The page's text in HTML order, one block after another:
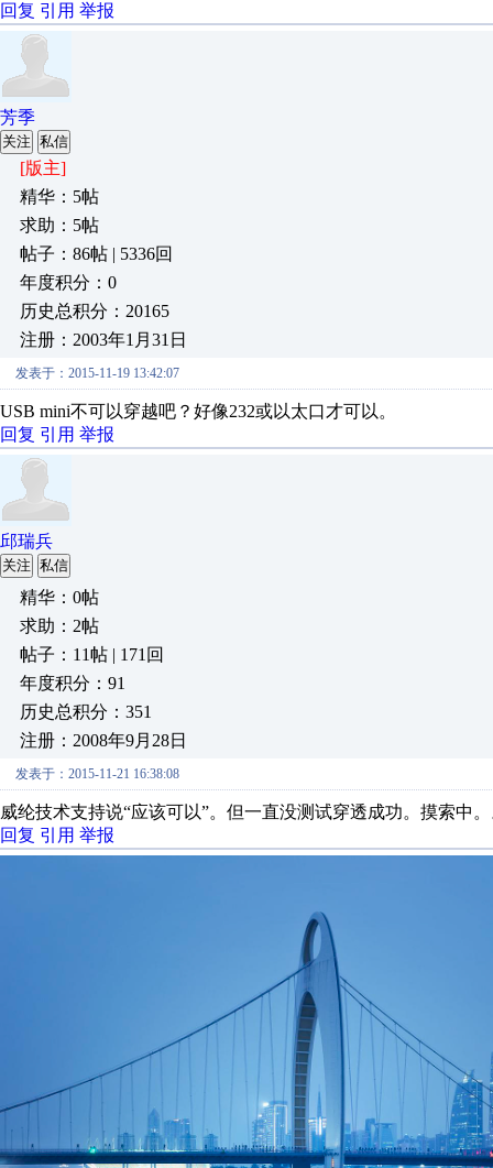
回复 引用 举报
芳季
关注 私信
[版主]
精华：5帖
求助：5帖
帖子：86帖 | 5336回
年度积分：0
历史总积分：20165
注册：2003年1月31日
发表于：2015-11-19 13:42:07
USB mini不可以穿越吧？好像232或以太口才可以。
回复 引用 举报
邱瑞兵
关注 私信
精华：0帖
求助：2帖
帖子：11帖 | 171回
年度积分：91
历史总积分：351
注册：2008年9月28日
发表于：2015-11-21 16:38:08
威纶技术支持说“应该可以”。但一直没测试穿透成功。摸索中
回复 引用 举报